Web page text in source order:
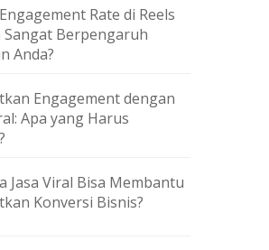
Rate di Reels
Berpengaruh
Anda?
Engagement dengan
Apa yang Harus
Jasa Viral Bisa Membantu
Konversi Bisnis?